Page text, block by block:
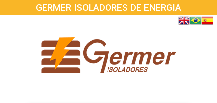
GERMER ISOLADORES DE ENERGIA